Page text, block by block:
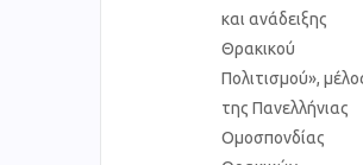
και ανάδειξης
Θρακικού
Πολιτισμού»,
της Πανελλήνιας
Ομοσπονδίας